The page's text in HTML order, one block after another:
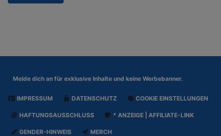
Melde dich an für exklusive Inhalte und keine Werbebanner.
IMPRESSUM DATENSCHUTZ COOKIE EINSTELLUNGEN
HAFTUNGSAUSSCHLUSS * ANZEIGE | AFFILIATE-LINK
GENDER-HINWEIS MERCH